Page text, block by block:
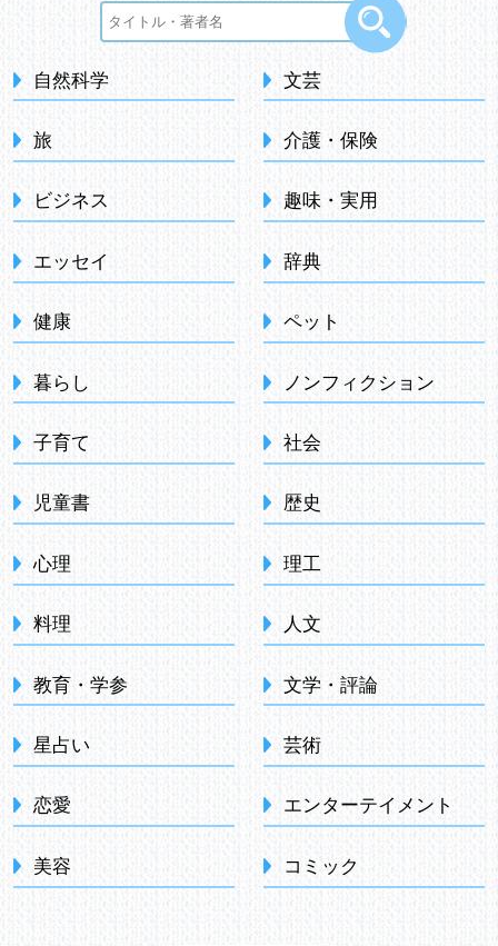
自然科学
旅
ビジネス
エッセイ
健康
暮らし
子育て
児童書
心理
料理
教育・学参
星占い
恋愛
美容
文芸
介護・保険
趣味・実用
辞典
ペット
ノンフィクション
社会
歴史
理工
人文
文学・評論
芸術
エンターテイメント
コミック